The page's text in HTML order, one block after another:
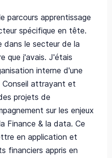
parcours apprentissage
spécifique en tête.
dans le secteur de la
que j'avais. J'étais
interne d'une
Conseil attrayant et
projets de
sur les enjeux
Finance & la data. Ce
en application et
financiers appris en